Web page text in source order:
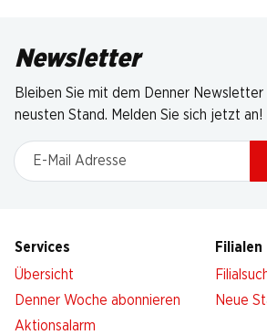
Newsletter
Bleiben Sie mit dem Denner
neusten Stand. Melden Sie sich jetzt an!
E-Mail Adresse
Services
Übersicht
Denner Woche abonnieren
Aktionsalarm
Filialen
Neue